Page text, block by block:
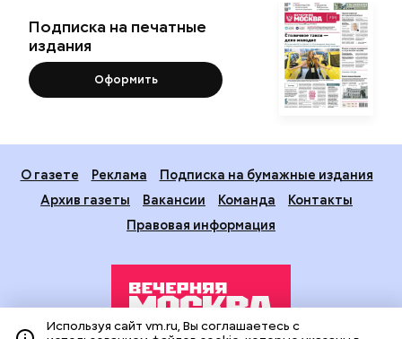
Подписка на печатные
издания
Оформить
О газете Реклама
Подписка на бумажные издания
Архив газеты
Вакансии Команда
Контакты
Правовая информация
Используя сайт vm.ru, Вы соглашаетесь с